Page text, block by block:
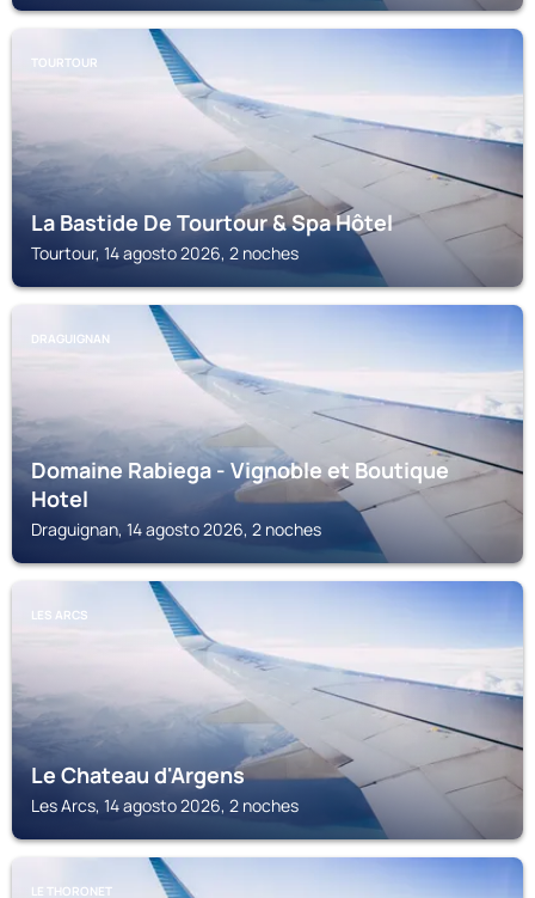
TOURTOUR
La Bastide De Tourtour & Spa Hôtel
Tourtour, 14 agosto 2026, 2 noches
DRAGUIGNAN
Domaine Rabiega - Vignoble et Boutique
Hotel
Draguignan, 14 agosto 2026, 2 noches
LES ARCS
Le Chateau d'Argens
Les Arcs, 14 agosto 2026, 2 noches
LE THORONET